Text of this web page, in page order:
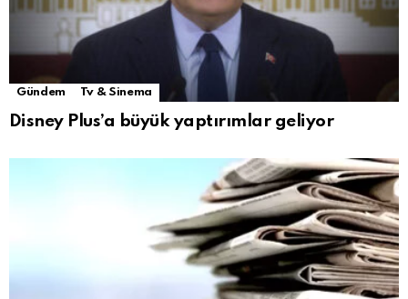
Gündem Tv & Sinema
Disney Plus’a büyük yaptırımlar geliyor